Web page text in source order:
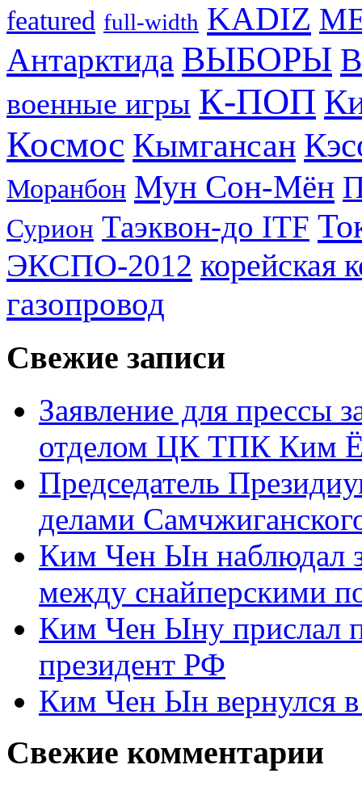
featured full-width KADIZ
Антарктида ВЫБОРЫ
военные игры К-ПОП
Космос Кымгансан
Моранбон Мун Сон-Мён
Сурион Таэквон-до ITF
ЭКСПО-2012 корейская
газопровод
Свежие записи
Заявление для прессы
отделом ЦК ТПК Ким
Председатель
делами
Ким Чен Ын наблюдал
между снайперскими
Ким Чен Ыну прислал
президент РФ
Ким Чен Ын вернулся
Свежие комментарии